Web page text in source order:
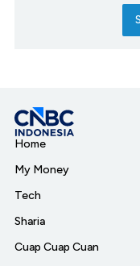
Home
My Money
Tech
Sharia
Cuap Cuap Cuan